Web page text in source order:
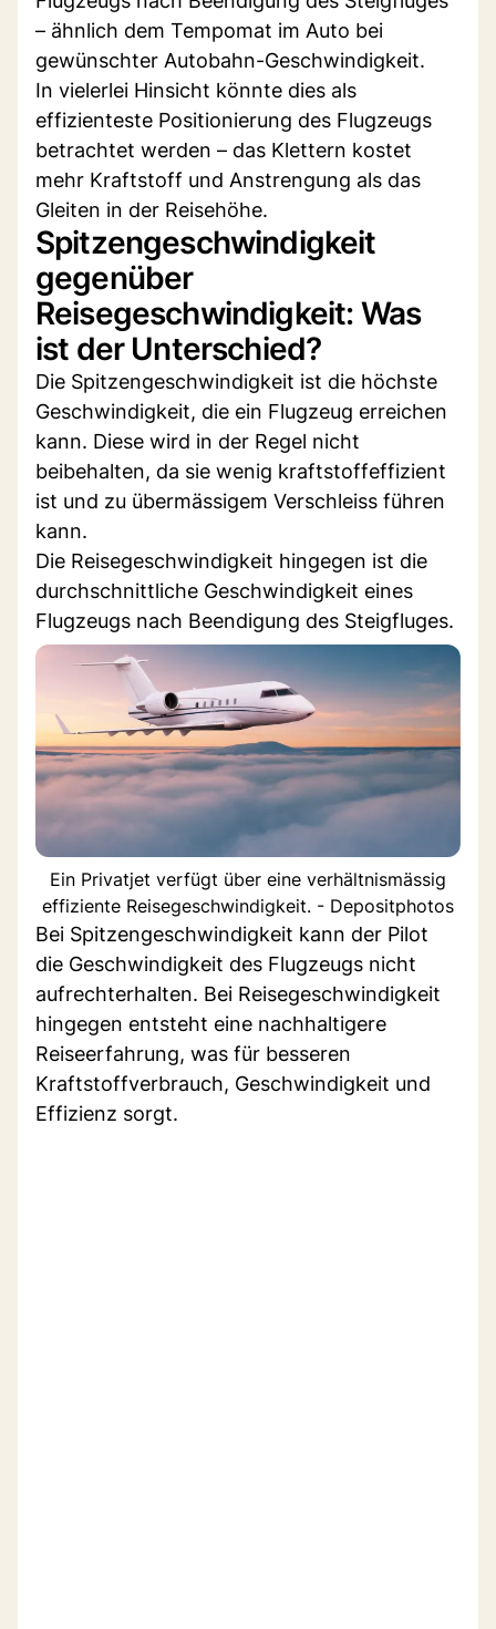
– ähnlich dem Tempomat im Auto bei
gewünschter Autobahn-Geschwindigkeit.
In vielerlei Hinsicht könnte dies als
effizienteste Positionierung des Flugzeugs
betrachtet werden – das Klettern kostet
mehr Kraftstoff und Anstrengung als das
Gleiten in der Reisehöhe.
Spitzengeschwindigkeit
gegenüber
Reisegeschwindigkeit: Was
ist der Unterschied?
Die Spitzengeschwindigkeit ist die höchste
Geschwindigkeit, die ein Flugzeug erreichen
kann. Diese wird in der Regel nicht
beibehalten, da sie wenig kraftstoffeffizient
ist und zu übermässigem Verschleiss führen
kann.
Die Reisegeschwindigkeit hingegen ist die
durchschnittliche Geschwindigkeit eines
Flugzeugs nach Beendigung des Steigfluges.
Ein Privatjet verfügt über eine verhältnismässig
effiziente Reisegeschwindigkeit. - Depositphotos
Bei Spitzengeschwindigkeit kann der Pilot
die Geschwindigkeit des Flugzeugs nicht
aufrechterhalten. Bei Reisegeschwindigkeit
hingegen entsteht eine nachhaltigere
Reiseerfahrung, was für besseren
Kraftstoffverbrauch, Geschwindigkeit und
Effizienz sorgt.